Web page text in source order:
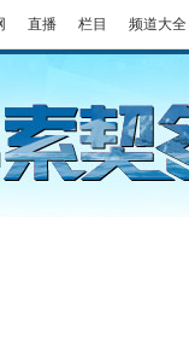
直播 栏目 频道大全